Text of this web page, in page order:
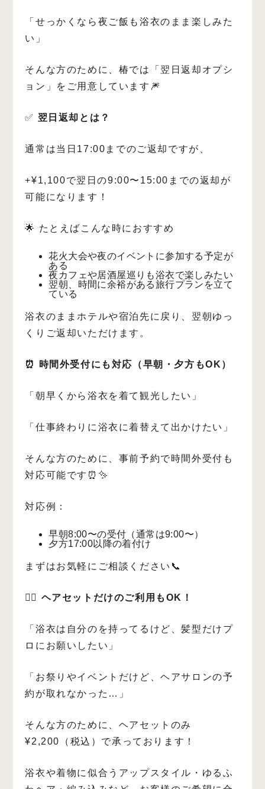
「せっかくなら夜ご飯も浴衣のまま楽しみた
い」
そんな方のために、椿では「翌日返却オプシ
ョン」をご用意しています🎆
✅ 翌日返却とは？
通常は当日17:00までのご返却ですが、
+¥1,100で翌日の9:00〜15:00までの返却が
可能になります！
🌟 たとえばこんな時におすすめ
花火大会や夜のイベントに参加する予定が
ある
夜カフェや居酒屋巡りも浴衣で楽しみたい
翌朝、時間に余裕がある旅行プランを立て
ている
浴衣のままホテルや宿泊先に戻り、翌朝ゆっ
くりご返却いただけます。
⏰ 時間外受付にも対応（早朝・夕方もOK）
「朝早くから浴衣を着て観光したい」
「仕事終わりに浴衣に着替えて出かけたい」
そんな方のために、事前予約で時間外受付も
対応可能です⏰✨
対応例：
早朝8:00〜の受付（通常は9:00〜）
夕方17:00以降の着付け
まずはお気軽にご相談ください📞
💇‍♀️ ヘアセットだけのご利用もOK！
「浴衣は自分のを持ってるけど、髪型だけプ
ロにお願いしたい」
「お祭りやイベントだけど、ヘアサロンの予
約が取れなかった…」
そんな方のために、ヘアセットのみ
¥2,200（税込）で承っております！
浴衣や着物に似合うアップスタイル・ゆるふ